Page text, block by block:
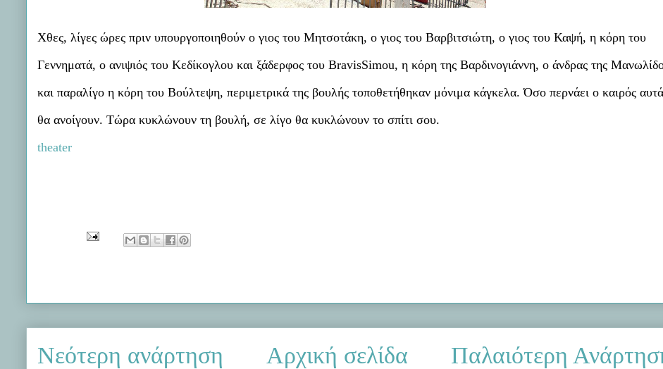
Χθες, λίγες ώρες πριν υπουργοποιηθούν ο γιος του Μητσοτάκη, ο γιος του Βαρβιτσιώτη, ο γιος του Καψή, η κόρη του
Γεννηματά, ο ανιψιός του Κεδίκογλου και ξάδερφος του BravisSimou, η κόρη της Βαρδινογιάννη, ο άνδρας της
και παραλίγο η κόρη του Βούλτεψη, περιμετρικά της βουλής τοποθετήθηκαν μόνιμα κάγκελα. Όσο περνάει ο καιρός αυτά
θα ανοίγουν. Τώρα κυκλώνουν τη βουλή, σε λίγο θα κυκλώνουν το σπίτι σου.
theater
Νεότερη ανάρτηση Παλαιότερη
Αρχική σελίδα